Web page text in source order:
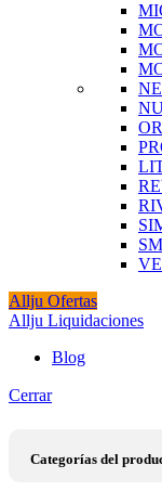
Allju Ofertas
Allju Liquidaciones
Blog
Cerrar
Categorías del